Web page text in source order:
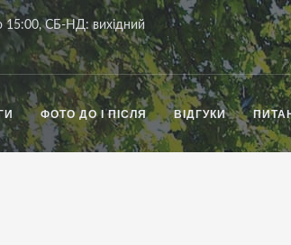
15:00, СБ-НД: вихідний
ФОТО ДО І ПІСЛЯ ВІДГУКИ